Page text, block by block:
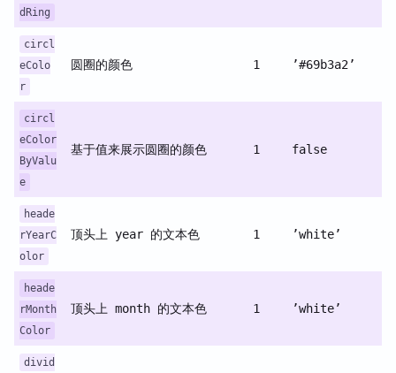
dRing
circl
eColo
r
圆圈的颜色 1 ’#69b3a2’
circl
eColor
ByValu
e
基于值来展示圆圈的颜色 1 false
heade
rYearC
olor
顶头上 year 的文本色 1 ’white’
heade
rMonth
Color
顶头上 month 的文本色 1 ’white’
divid